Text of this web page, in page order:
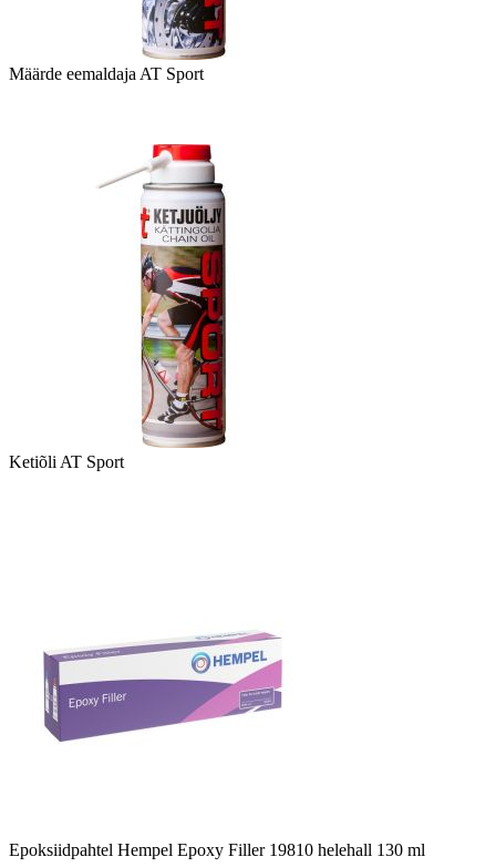
Määrde eemaldaja AT Sport
Ketiõli AT Sport
Epoksiidpahtel Hempel Epoxy Filler 19810 helehall 130 ml